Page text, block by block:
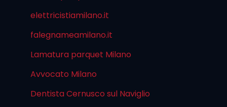
elettricistiamilano.it
falegnameamilano.it
Lamatura parquet Milano
Avvocato Milano
Dentista Cernusco sul Naviglio